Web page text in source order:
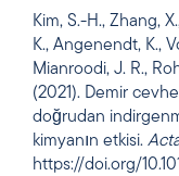
Kim, S.-H., Zhang,
K., Angenendt, K.,
Mianroodi, J. R.,
(2021). Demir
doğrudan
kimyanın etkisi.
https://doi.org/